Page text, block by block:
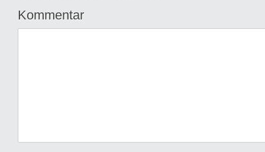
Kommentar